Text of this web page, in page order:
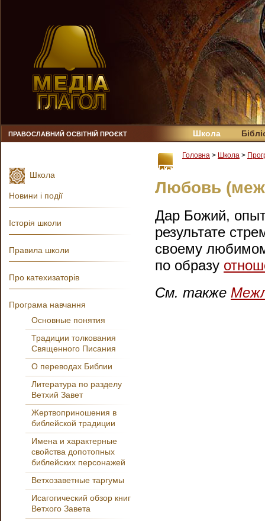
ПРАВОСЛАВНИЙ ОСВІТНІЙ ПРОЄКТ Школа
Головна > Школа >
Любовь
Дар Божий,
результате
своему
по образу
См. также
Школа
Новини і події
Історія школи
Правила школи
Про катехизаторів
Програма навчання
Основные понятия
Традиции толкования
Священного Писания
О переводах Библии
Литература по разделу
Ветхий Завет
Жертвоприношения в
библейской традиции
Имена и характерные
свойства допотопных
библейских персонажей
Ветхозаветные таргумы
Исагогический обзор книг
Ветхого Завета